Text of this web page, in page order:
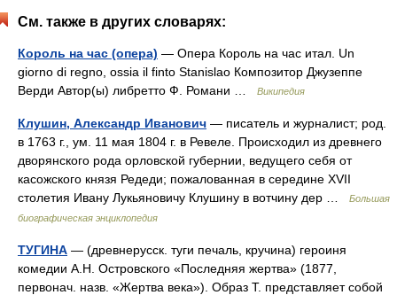
См. также в других словарях:
Король на час (опера) — Опера Король на час итал. Un
giorno di regno, ossia il finto Stanislao Композитор Джузеппе
Верди Автор(ы) либретто Ф. Романи …
Википедия
Клушин, Александр Иванович — писатель и журналист; род.
в 1763 г., ум. 11 мая 1804 г. в Ревеле. Происходил из древнего
дворянского рода орловской губернии, ведущего себя от
касожского князя Редеди; пожалованная в середине XVII
столетия Ивану Лукьяновичу Клушину в вотчину дер …
Большая
биографическая энциклопедия
ТУГИНА — (древнерусск. туги печаль, кручина) героиня
комедии А.Н. Островского «Последняя жертва» (1877,
первонач. назв. «Жертва века»). Образ Т. представляет собой